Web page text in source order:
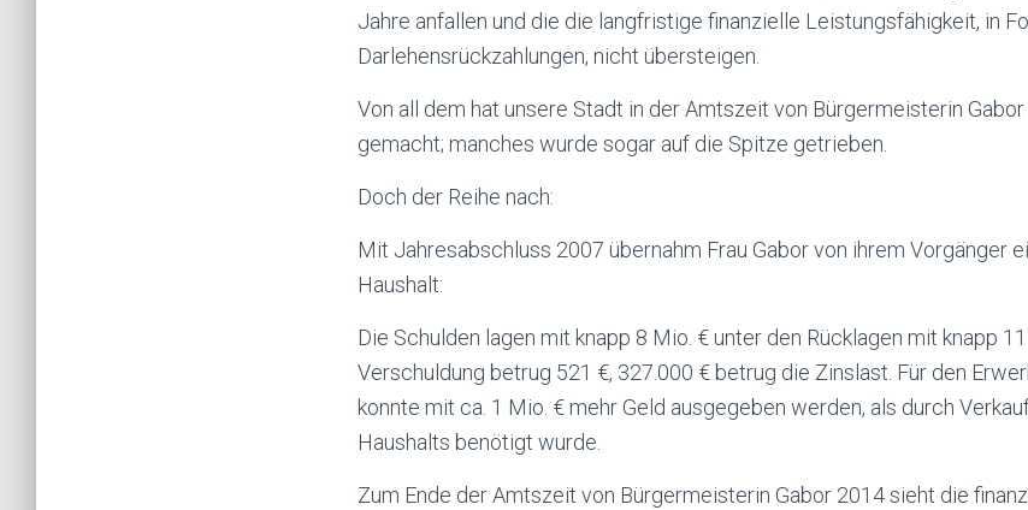
Jahre anfallen und die die langfristige finanzielle Leistungsfähigkeit, in
Darlehensrückzahlungen, nicht übersteigen.
Von all dem hat unsere Stadt in der Amtszeit von Bürgermeisterin
gemacht; manches wurde sogar auf die Spitze getrieben.
Doch der Reihe nach:
Mit Jahresabschluss 2007 übernahm Frau Gabor von ihrem Vorgänger
Haushalt:
Die Schulden lagen mit knapp 8 Mio. € unter den Rücklagen mit knapp
Verschuldung betrug 521 €, 327.000 € betrug die Zinslast. Für den
konnte mit ca. 1 Mio. € mehr Geld ausgegeben werden, als durch
Haushalts benötigt wurde.
Zum Ende der Amtszeit von Bürgermeisterin Gabor 2014 sieht die